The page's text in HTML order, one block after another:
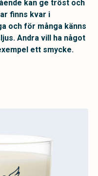
kan ge tröst och
finns kvar i
och för många känns
Andra vill ha något
ett smycke.